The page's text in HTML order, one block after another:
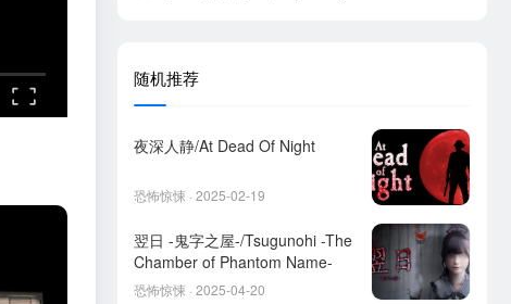
随机推荐
夜深人静/At Dead Of Night
恐怖惊悚 · 2025-02-19
翌日 -鬼字之屋-/Tsugunohi -The
Chamber of Phantom Name-
恐怖惊悚 · 2025-04-20